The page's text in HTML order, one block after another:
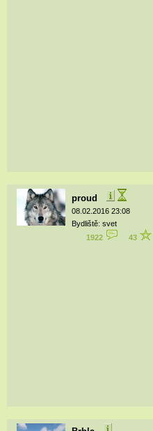
proud
08.02.2016 23:08
Bydliště: svet
1922
43